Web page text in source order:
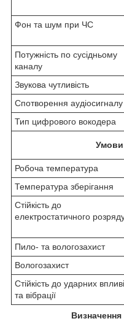
Фон та шум при ЧС
Потужність по сусідньому
каналу
Звукова чутливість
Спотворення аудіосигналу
Тип цифрового вокодера
Умови
Робоча температура
Температура зберігання
Стійкість до
електростатичного
Пило- та вологозахист
Вологозахист
Стійкість до ударних
та вібрації